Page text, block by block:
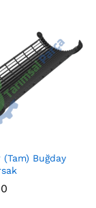
Buğday